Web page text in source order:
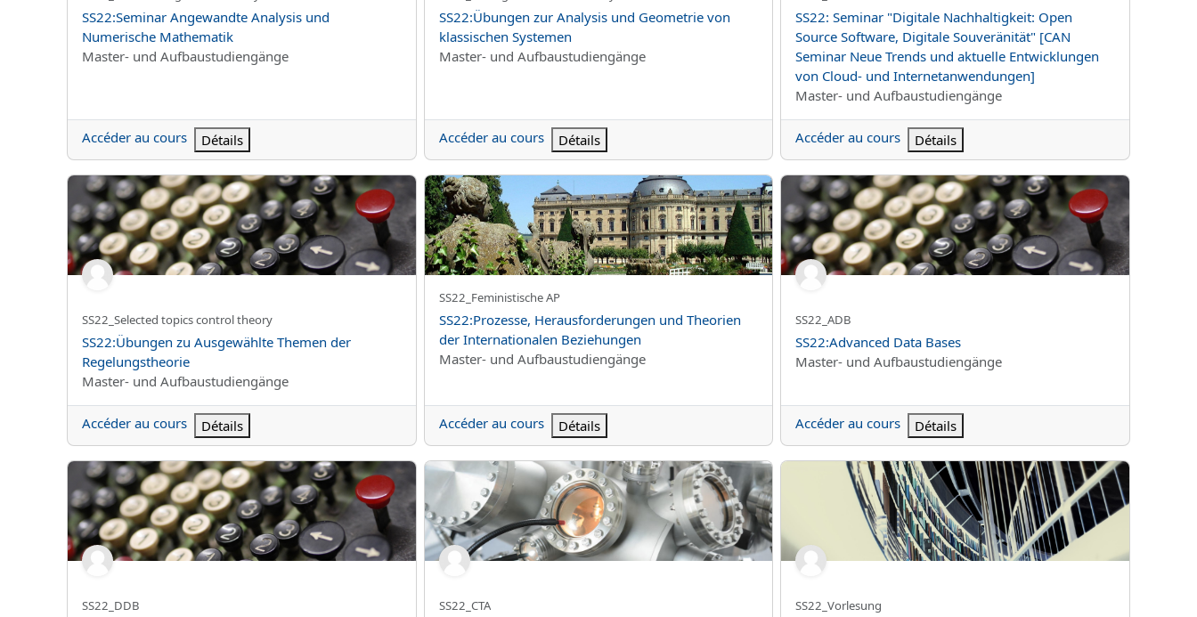
Nom du cours
SS22:Seminar Angewandte Analysis und
Numerische Mathematik
Catégorie de cours
Master- und Aufbaustudiengänge
Accéder au cours Détails
Nom du cours
SS22:Übungen zur Analysis und Geometrie von
klassischen Systemen
Catégorie de cours
Master- und Aufbaustudiengänge
Accéder au cours Détails
Nom du cours
SS22: Seminar "Digitale Nachhaltigkeit: Open
Source Software, Digitale Souveränität" [CAN
Seminar Neue Trends und aktuelle Entwicklungen
von Cloud- und Internetanwendungen]
Catégorie de cours
Master- und Aufbaustudiengänge
Accéder au cours Détails
SS22:Übungen zu Ausgewählte Themen der Regelungstheorie
Nom abrégé du cours
SS22_Selected topics control theory
Nom du cours
SS22:Übungen zu Ausgewählte Themen der
Regelungstheorie
Catégorie de cours
Master- und Aufbaustudiengänge
Accéder au cours Détails
SS22:Prozesse, Herausforderungen und Theorien der Internationalen Beziehungen
Nom abrégé du cours
SS22_Feministische AP
Nom du cours
SS22:Prozesse, Herausforderungen und Theorien
der Internationalen Beziehungen
Catégorie de cours
Master- und Aufbaustudiengänge
Accéder au cours Détails
SS22:Advanced Data Bases
Nom abrégé du cours
SS22_ADB
Nom du cours
SS22:Advanced Data Bases
Catégorie de cours
Master- und Aufbaustudiengänge
Accéder au cours Détails
SS22:Deduktive Datenbanken
Nom abrégé du cours
SS22_DDB
SS22:Fortgeschrittene Computertomographie / Advanced Computer Tomography
Nom abrégé du cours
SS22_CTA
SS22:Vorlesung Klassische Archäologie III
Nom abrégé du cours
SS22_Vorlesung